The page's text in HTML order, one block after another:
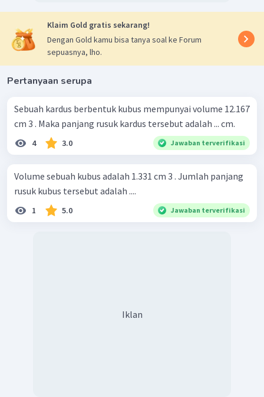
Klaim Gold gratis sekarang!
Dengan Gold kamu bisa tanya soal ke Forum
sepuasnya, lho.
Pertanyaan serupa
Sebuah kardus berbentuk kubus mempunyai volume 12.167
cm 3 . Maka panjang rusuk kardus tersebut adalah ... cm.
4 3.0 Jawaban terverifikasi
Volume sebuah kubus adalah 1.331 cm 3 . Jumlah panjang
rusuk kubus tersebut adalah ....
1 5.0 Jawaban terverifikasi
Iklan